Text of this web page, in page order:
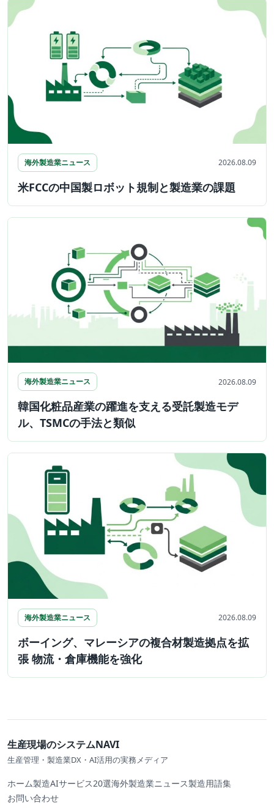
海外製造業ニュース 2026.08.09
米FCCの中国製ロボット規制と製造業の課題
海外製造業ニュース 2026.08.09
韓国化粧品産業の躍進を支える受託製造モデ
ル、TSMCの手法と類似
海外製造業ニュース 2026.08.09
ボーイング、マレーシアの複合材製造拠点を拡
張 物流・倉庫機能を強化
生産現場のシステムNAVI
生産管理・製造業DX・AI活用の実務メディア
ホーム製造AIサービス20選海外製造業ニュース製造用語集
お問い合わせ